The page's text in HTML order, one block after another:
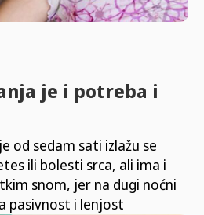
je i potreba i
od sedam sati izlažu se
ili bolesti srca, ali ima i
snom, jer na dugi noćni
pasivnost i lenjost